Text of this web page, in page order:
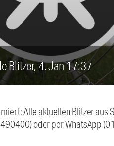
Blitzer, 4. Jan 17:37
Alle aktuellen Blitzer aus
oder per WhatsApp